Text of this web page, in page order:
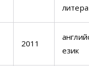
2011
език